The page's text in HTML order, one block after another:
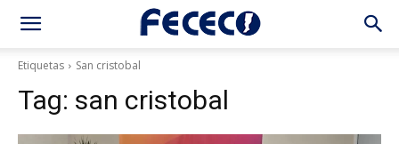
Etiquetas San cristobal
Tag: san cristobal